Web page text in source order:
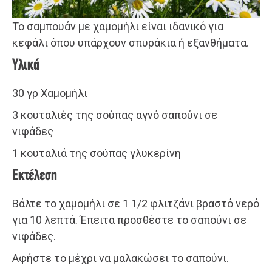
Το σαμπουάν με χαμομήλι είναι ιδανικό για
κεφάλι όπου υπάρχουν σπυράκια ή εξανθήματα.
Υλικά
30 γρ Χαμομήλι
3 κουταλιές της σούπας αγνό σαπούνι σε
νιφάδες
1 κουταλιά της σούπας γλυκερίνη
Εκτέλεση
Βάλτε το χαμομήλι σε 1 1/2 φλιτζάνι βραστό νερό
για 10 λεπτά. Έπειτα προσθέστε το σαπούνι σε
νιφάδες.
Αφήστε το μέχρι να μαλακώσει το σαπούνι.